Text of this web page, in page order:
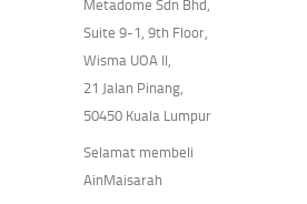
Metadome Sdn Bhd,
Suite 9-1, 9th Floor,
Wisma UOA II,
21 Jalan Pinang,
50450 Kuala Lumpur
Selamat membeli
AinMaisarah